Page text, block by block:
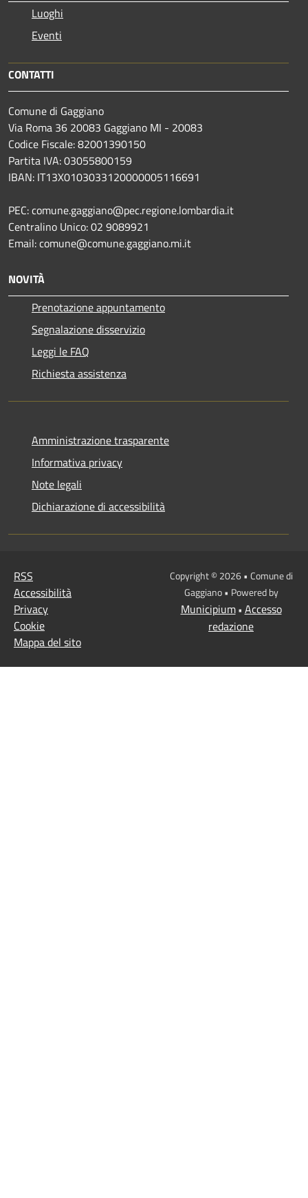
Luoghi
Eventi
CONTATTI
Comune di Gaggiano
Via Roma 36 20083 Gaggiano MI - 20083
Codice Fiscale: 82001390150
Partita IVA: 03055800159
IBAN: IT13X0103033120000005116691
PEC: comune.gaggiano@pec.regione.lombardia.it
Centralino Unico: 02 9089921
Email: comune@comune.gaggiano.mi.it
NOVITÀ
Prenotazione appuntamento
Segnalazione disservizio
Leggi le FAQ
Richiesta assistenza
Amministrazione trasparente
Informativa privacy
Note legali
Dichiarazione di accessibilità
RSS
Accessibilità
Privacy
Cookie
Mappa del sito
Copyright © 2026 • Comune di
Gaggiano • Powered by
Municipium• Accesso
redazione